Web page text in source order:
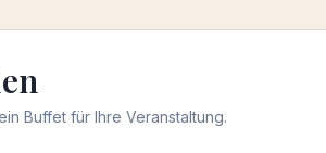
Buffet für Ihre Veranstaltung.